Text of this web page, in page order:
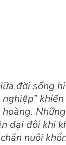
đời sống
nghiệp”
đại đôi khi
nuôi